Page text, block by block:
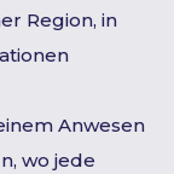
Region, in
Anwesen
wo jede